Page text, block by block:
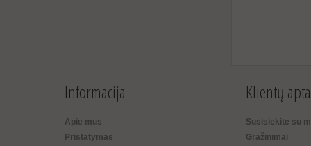
Informacija
Apie mus
Pristatymas
Klientų
Susisiekite su
Gražinimai